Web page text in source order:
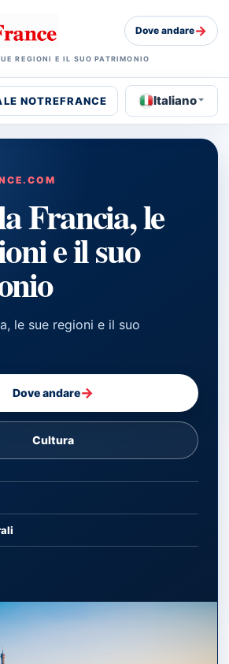
REGIONI E IL SUO PATRIMONIO
Dove andare→
NOTREFRANCE Italiano
Francia, le
e il suo
le sue regioni e il suo
Dove andare→
Cultura